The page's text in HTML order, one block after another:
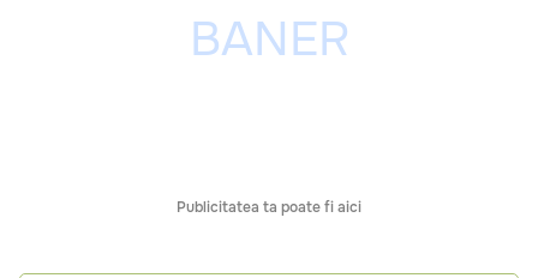
Publicitatea ta poate fi aici